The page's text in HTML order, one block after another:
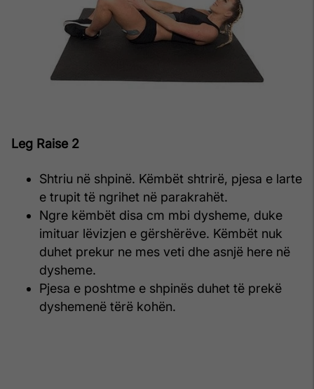
Leg Raise 2
Shtriu në shpinë. Këmbët shtrirë, pjesa e larte
e trupit të ngrihet në parakrahët.
Ngre këmbët disa cm mbi dysheme, duke
imituar lëvizjen e gërshërëve. Këmbët nuk
duhet prekur ne mes veti dhe asnjë here në
dysheme.
Pjesa e poshtme e shpinës duhet të prekë
dyshemenë tërë kohën.